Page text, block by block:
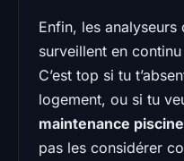
Enfin, les
surveillent en
C’est top si tu
logement, ou si tu
maintenance piscine
pas les considérer